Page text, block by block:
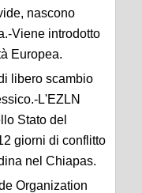
nascono
Viene introdotto
Europea.
libero scambio
L'EZLN
Stato del
giorni di conflitto
nel Chiapas.
Organization